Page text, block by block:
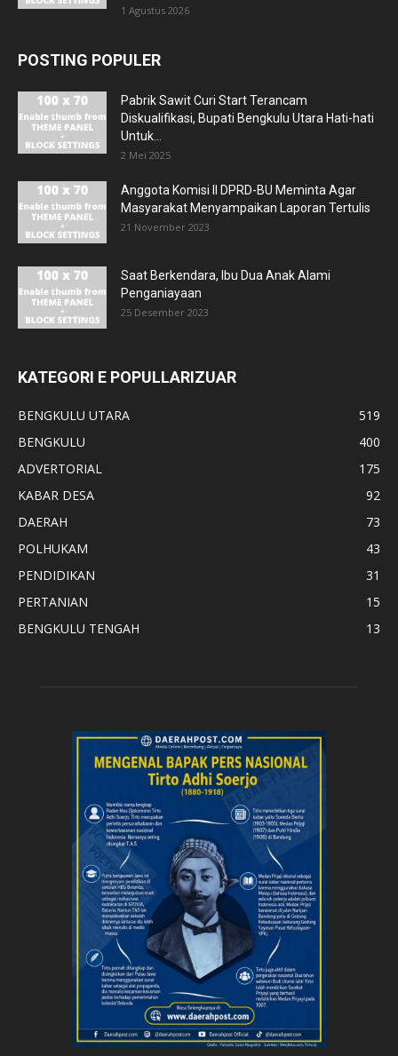
1 Agustus 2026
POSTING POPULER
Pabrik Sawit Curi Start Terancam
Diskualifikasi, Bupati Bengkulu Utara Hati-hati
Untuk...
2 Mei 2025
Anggota Komisi II DPRD-BU Meminta Agar
Masyarakat Menyampaikan Laporan Tertulis
21 November 2023
Saat Berkendara, Ibu Dua Anak Alami
Penganiayaan
25 Desember 2023
KATEGORI E POPULLARIZUAR
BENGKULU UTARA
519
BENGKULU
400
ADVERTORIAL
175
KABAR DESA
92
DAERAH
73
POLHUKAM
43
PENDIDIKAN
31
PERTANIAN
15
BENGKULU TENGAH
13